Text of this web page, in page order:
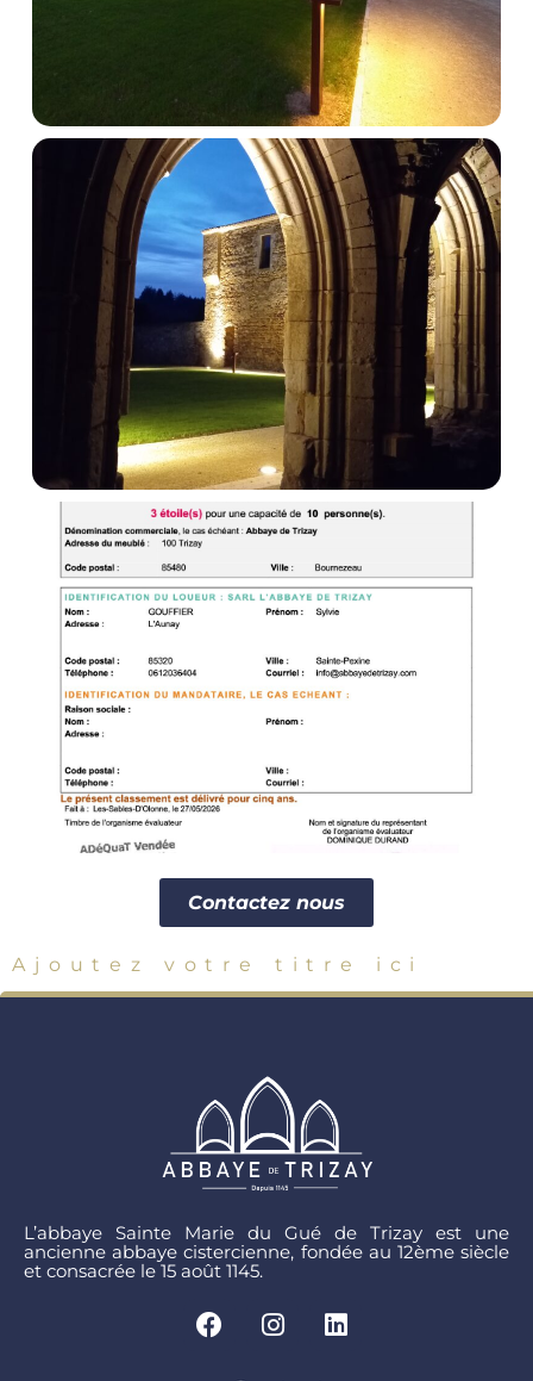
Contactez nous
Ajoutez votre titre ici
L’abbaye Sainte Marie du Gué de Trizay est une
ancienne abbaye cistercienne, fondée au 12ème siècle
et consacrée le 15 août 1145.